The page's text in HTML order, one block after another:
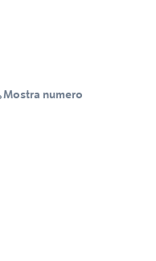
Mostra numero